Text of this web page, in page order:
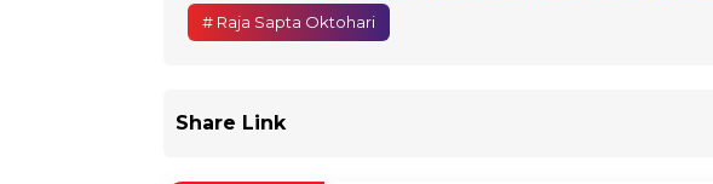
# Raja Sapta Oktohari
Share Link